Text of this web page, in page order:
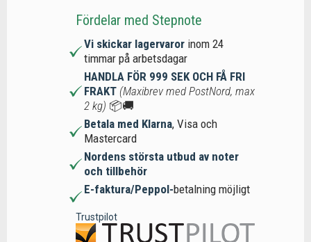
Fördelar med Stepnote
Vi skickar lagervaror inom 24
timmar på arbetsdagar
HANDLA FÖR 999 SEK OCH FÅ FRI
FRAKT (Maxibrev med PostNord, max
2 kg) 📦🚚
Betala med Klarna, Visa och
Mastercard
Nordens största utbud av noter
och tillbehör
E-faktura/Peppol-betalning möjligt
Trustpilot